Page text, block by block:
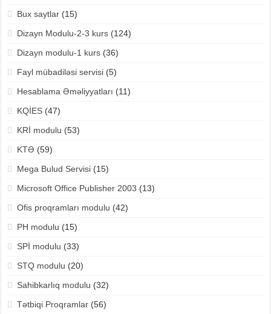
Bux saytlar(15)
Dizayn Modulu-2-3 kurs(124)
Dizayn modulu-1 kurs(36)
Fayl mübadiləsi servisi(5)
Hesablama Əməliyyatları (11)
KQİES(47)
KRİ modulu (53)
KTƏ (59)
Mega Bulud Servisi(15)
Microsoft Office Publisher 2003 (13)
Ofis proqramları modulu (42)
PH modulu (15)
SPİ modulu (33)
STQ modulu (20)
Sahibkarlıq modulu (32)
Tətbiqi Proqramlar(56)